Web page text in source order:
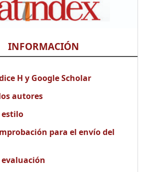
INFORMACIÓN
H y Google Scholar
autores
estilo
para el envío del
evaluación